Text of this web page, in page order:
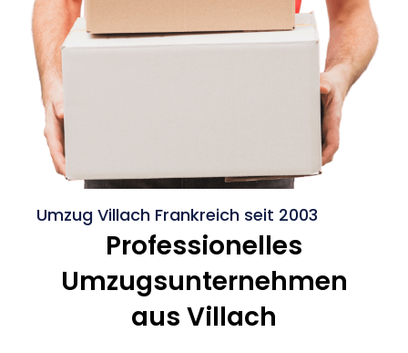
Umzug Villach Frankreich seit 2003
Professionelles
Umzugsunternehmen
aus Villach